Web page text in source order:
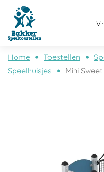
Home Toestellen
Speelhuisjes
Mini Sweet